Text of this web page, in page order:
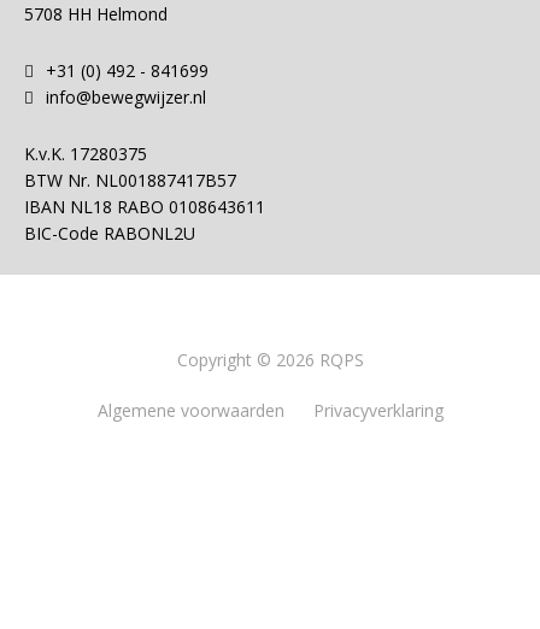
5708 HH Helmond
+31 (0) 492 - 841699
info@bewegwijzer.nl
K.v.K. 17280375
BTW Nr. NL001887417B57
IBAN NL18 RABO 0108643611
BIC-Code RABONL2U
Copyright © 2026 RQPS
Algemene voorwaarden Privacyverklaring